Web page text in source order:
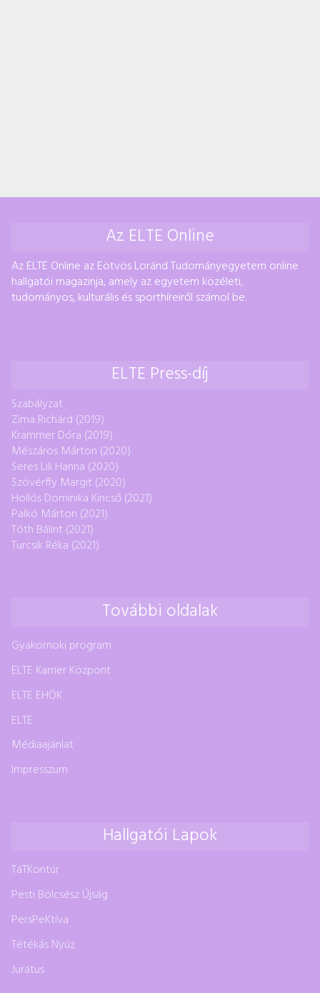
Az ELTE Online
Az ELTE Online az Eötvös Loránd Tudományegyetem online
hallgatói magazinja, amely az egyetem közéleti,
tudományos, kulturális és sporthíreiről számol be.
ELTE Press-díj
Szabályzat
Zima Richárd (2019)
Krammer Dóra (2019)
Mészáros Márton (2020)
Seres Lili Hanna (2020)
Szövérffy Margit (2020)
Hollós Dominika Kincső (2021)
Palkó Márton (2021)
Tóth Bálint (2021)
Turcsik Réka (2021)
További oldalak
Gyakornoki program
ELTE Karrier Központ
ELTE EHÖK
ELTE
Médiaajánlat
Impresszum
Hallgatói Lapok
TáTKontúr
Pesti Bölcsész Újság
PersPeKtíva
Tétékás Nyúz
Jurátus